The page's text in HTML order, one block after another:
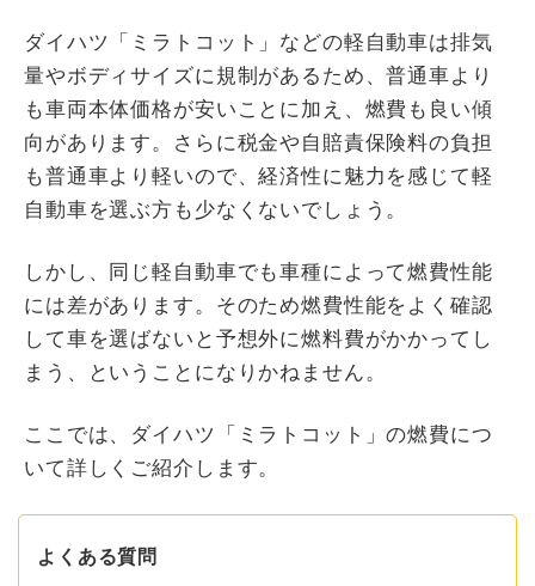
ダイハツ「ミラトコット」などの軽自動車は排気
量やボディサイズに規制があるため、普通車より
も車両本体価格が安いことに加え、燃費も良い傾
向があります。さらに税金や自賠責保険料の負担
も普通車より軽いので、経済性に魅力を感じて軽
自動車を選ぶ方も少なくないでしょう。
しかし、同じ軽自動車でも車種によって燃費性能
には差があります。そのため燃費性能をよく確認
して車を選ばないと予想外に燃料費がかかってし
まう、ということになりかねません。
ここでは、ダイハツ「ミラトコット」の燃費につ
いて詳しくご紹介します。
よくある質問